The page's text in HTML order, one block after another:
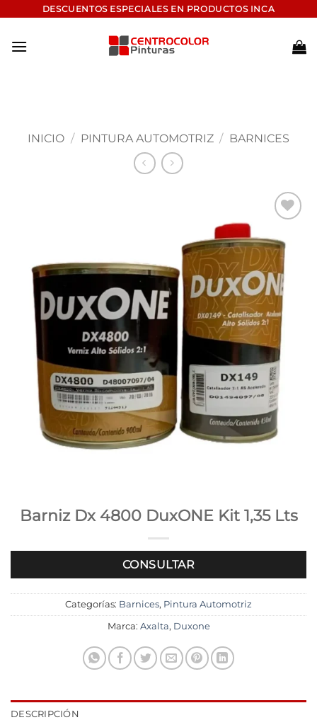
contenido
DESCUENTOS ESPECIALES EN PRODUCTOS INCA
INICIO / PINTURA AUTOMOTRIZ / BARNICES
wishlist
Barniz Dx 4800 DuxONE Kit 1,35 Lts
CONSULTAR
Categorías: Barnices, Pintura Automotriz
Marca: Axalta, Duxone
DESCRIPCIÓN